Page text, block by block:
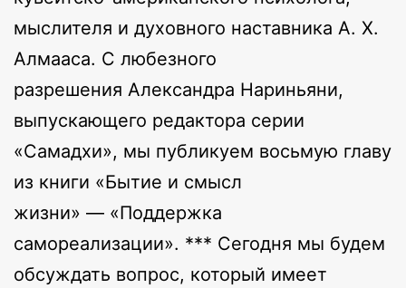
мыслителя и духовного наставника А. Х.
Алмааса. С любезного
разрешения Александра Нариньяни,
выпускающего редактора серии
«Самадхи», мы публикуем восьмую главу
из книги «Бытие и смысл
жизни» — «Поддержка
самореализации». *** Сегодня мы будем
обсуждать вопрос, который имеет